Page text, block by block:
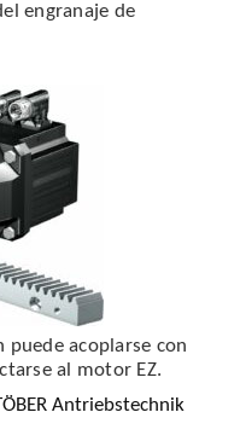
engranaje de
puede acoplarse con
al motor EZ.
Antriebstechnik